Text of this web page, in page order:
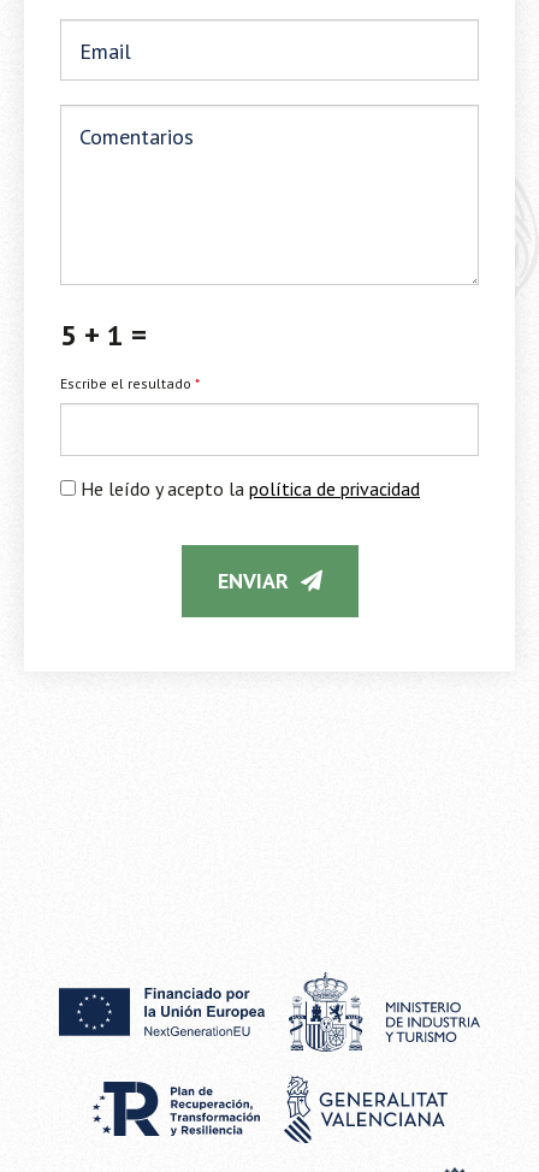
Email
Comentarios
5 + 1 =
Escribe el resultado *
He leído y acepto la política de privacidad
ENVIAR